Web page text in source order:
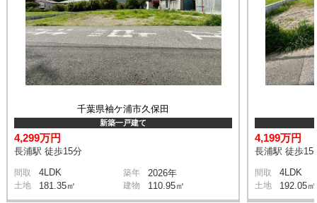
千葉県袖ケ浦市久保田
新築一戸建て
4,299万円
長浦駅 徒歩15分
間取 4LDK 築年 2026年
土地 181.35㎡ 建物 110.95㎡
4,199万円
長浦駅 徒歩15
間取 4LDK
土地 192.05㎡